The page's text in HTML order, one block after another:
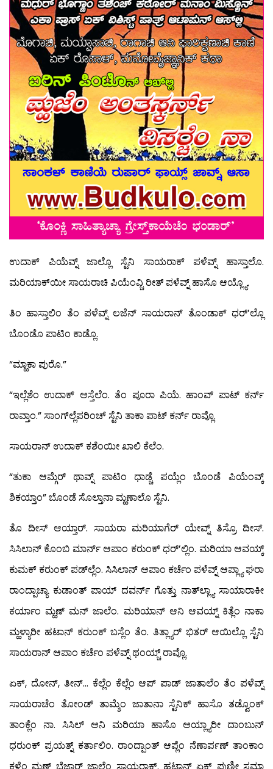
ಉದಾಕ್ ಪಿಯೆವ್ನ್ ಜಾಲ್ಲೊ ಸ್ಟೆನಿ ಸಾಯರಾಕ್ ಪಳೆವ್ನ್ ಹಾಸ್ತಾಲೊ.
ಮರಿಯಾಕ್‍ಯೀ ಸಾಯರಾಚಿ ಪಿಯೆಂವ್ಚಿ ರೀತ್ ಪಳೆವ್ನ್ ಹಾಸೊ ಆಯ್ಲ್ಯೊ.
ತಿಂ ಹಾಸ್ತಾಲಿಂ ತೆಂ ಪಳೆವ್ನ್ ಲಜೆನ್ ಸಾಯರಾನ್ ತೊಂಡಾಕ್ ಧರ್’ಲ್ಲೊ
ಬೊಂಡೊ ಪಾಟಿಂ ಕಾಡ್ಲೊ.
“ಮ್ಹಾಕಾ ಪುರೊ.”
“ಇಲ್ಲೆಶೆಂ ಉದಾಕ್ ಆಸ್ತೆಲೆಂ. ತೆಂ ಪೂರಾ ಪಿಯೆ. ಹಾಂವ್ ಪಾಟ್ ಕರ್ನ್
ರಾವ್ತಾಂ.” ಸಾಂಗ್‍ಲ್ಲೆಪರಿಂಚ್ ಸ್ಟೆನಿ ತಾಕಾ ಪಾಟ್ ಕರ್ನ್ ರಾವ್ಲೊ.
ಸಾಯರಾನ್ ಉದಾಕ್ ಕಶೆಂಯೀ ಖಾಲಿ ಕೆಲೆಂ.
“ತುಕಾ ಆಮ್ಗೆರ್ ಥಾವ್ನ್ ಪಾಟಿಂ ಧಾಡ್ಚೆ ಪಯ್ಲೆಂ ಬೊಂಡೆ ಪಿಯೆಂವ್ಕ್
ಶಿಕಯ್ತಾಂ” ಬೊಂಡೆ ಸೊಲ್ತಾನಾ ಮ್ಹಣಾಲೊ ಸ್ಟೆನಿ.
ತೊ ದೀಸ್ ಆಯ್ತಾರ್. ಸಾಯರಾ ಮರಿಯಾಗೆರ್ ಯೇವ್ನ್ ತಿಸ್ರೊ ದೀಸ್.
ಸಿಸಿಲಾನ್ ಕೊಂಬಿ ಮಾರ್ನ್ ಆಪಾಂ ಕರುಂಕ್ ಧರ್’ಲ್ಲಿಂ. ಮರಿಯಾ ಆವಯ್ಕ್
ಕುಮಕ್ ಕರುಂಕ್ ಪಡ್‍ಲ್ಲೆಂ. ಸಿಸಿಲಾನ್ ಆಪಾಂ ಕರ್ಚೆಂ ಪಳೆವ್ನ್ ಆಪ್ಲ್ಯಾ ಘರಾ
ರಾಂದ್ಪಾಚ್ಯಾ ಕುಡಾಂತ್ ಪಾಯ್ ದವರ್ನ್ ಗೊತ್ತು ನಾತ್‍ಲ್ಲ್ಯಾ ಸಾಯಾರಾಕೀ
ಕರ್ಯಾಂ ಮ್ಹಣ್ ಮನ್ ಜಾಲೆಂ. ಮರಿಯಾನ್ ಆನಿ ಆವಯ್ನ್ ಕಿತ್ಲೆಂ ನಾಕಾ
ಮ್ಹಳ್ಯಾರೀ ಹಟಾನ್ ಕರುಂಕ್ ಬಸ್ಲೆಂ ತೆಂ. ತಿತ್ಲ್ಯಾರ್ ಭಿತರ್ ಆಯಿಲ್ಲೊ ಸ್ಟೆನಿ
ಸಾಯರಾನ್ ಆಪಾಂ ಕರ್ಚೆಂ ಪಳೆವ್ನ್ ಥಂಯ್ಚ್ ರಾವ್ಲೊ.
ಏಕ್, ದೋನ್, ತೀನ್… ಕೆಲ್ಲೆಂ ಕೆಲ್ಲೆಂ ಆಪ್ ಪಾಡ್ ಜಾತಾಲೆಂ ತೆಂ ಪಳೆವ್ನ್
ಸಾಯರಾಚೆಂ ತೋಂಡ್ ತಾಮ್ಶೆಂ ಜಾತಾನಾ ಸ್ಟೆನಿಕ್ ಹಾಸೊ ತಡ್ವೊಂಕ್
ತಾಂಕ್ಲೆಂ ನಾ. ಸಿಸಿಲ್ ಆನಿ ಮರಿಯಾ ಹಾಸೊ ಆಯ್ಲ್ಯಾರೀ ದಾಂಬುನ್
ಧರುಂಕ್ ಪ್ರಯತ್ನ್ ಕರ್ತಾಲಿಂ. ರಾಂದ್ಪಾಂತ್ ಆಪ್ಲೆಂ ನೆಣಾರ್ಪಣ್ ತಾಂಕಾಂ
ಕಳ್ಳೆಂ ಮ್ಹಣ್ ಬೆಜಾರ್ ಜಾಲೆಂ ಸಾಯರಾಕ್. ಹಟಾನ್ ಏಕ್ ಪುಣೀ ಸಮಾ